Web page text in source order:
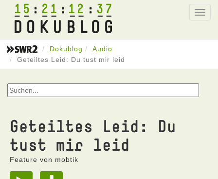
15 21 12 37
Dokublog
Audio
Geteiltes Leid: Du tust mir leid
Geteiltes Leid: Du
tust mir leid
Feature von mobtik